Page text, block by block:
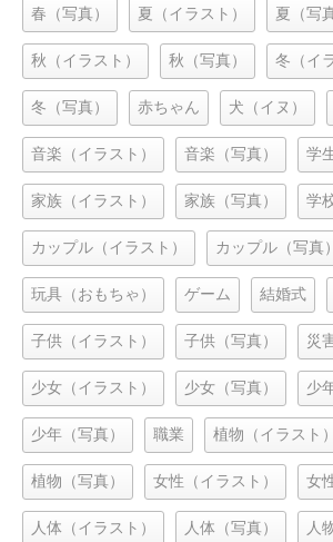
春（写真） 夏（イラスト） 夏（写
秋（イラスト） 秋（写真） 冬（イ
冬（写真） 赤ちゃん 犬（イヌ）
音楽（イラスト） 音楽（写真） 学
家族（イラスト） 家族（写真） 学
カップル（イラスト） カップル（写真）
玩具（おもちゃ） ゲーム 結婚式
子供（イラスト） 子供（写真） 災
少女（イラスト） 少女（写真） 少
少年（写真） 職業 植物（イラスト）
植物（写真） 女性（イラスト） 女
人体（イラスト） 人体（写真） 人